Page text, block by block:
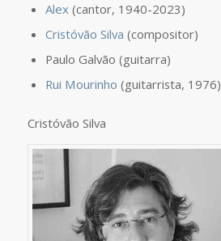
Alex(cantor, 1940-2023)
Cristóvão Silva (compositor)
Paulo Galvão (guitarra)
Rui Mourinho (guitarrista, 1976)
Cristóvão Silva